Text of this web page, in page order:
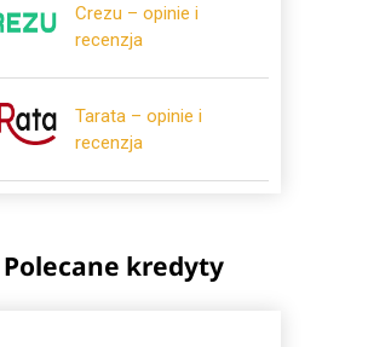
Crezu – opinie i
recenzja
Tarata – opinie i
recenzja
Polecane kredyty